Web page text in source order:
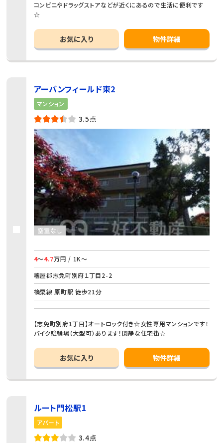
コンビニやドラッグストアなどが近くにあるので生活に便利です
☆
お気に入り 物件詳細
アーバンフィールド東2
マンション
3.5点
空室なし
4～4.7万円 / 1K～
糟屋郡志免町別府１丁目2-2
篠栗線 原町駅 徒歩21分
【志免町別府1丁目】オートロック付き☆女性専用マンションです！
バイク駐輪場（大型可）あります！閑静な住宅街☆
お気に入り 物件詳細
ルート門松駅1
アパート
3.4点